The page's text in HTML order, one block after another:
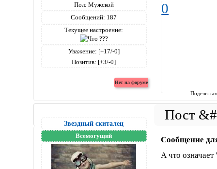
Пол: Мужской
Сообщений: 187
Текущее настроение:
Уважение: [+17/-0]
Позитив: [+3/-0]
0
Звездный скиталец
Всемогущий
Сообщение
А что